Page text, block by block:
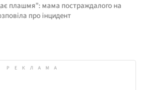
плашмя": мама постраждалого на
про інцидент